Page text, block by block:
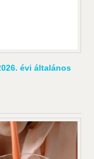
évi általános